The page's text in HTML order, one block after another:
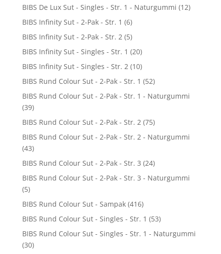
BIBS De Lux Sut - Singles - Str. 1 - Naturgummi (12)
BIBS Infinity Sut - 2-Pak - Str. 1 (6)
BIBS Infinity Sut - 2-Pak - Str. 2 (5)
BIBS Infinity Sut - Singles - Str. 1 (20)
BIBS Infinity Sut - Singles - Str. 2 (10)
BIBS Rund Colour Sut - 2-Pak - Str. 1 (52)
BIBS Rund Colour Sut - 2-Pak - Str. 1 - Naturgummi
(39)
BIBS Rund Colour Sut - 2-Pak - Str. 2 (75)
BIBS Rund Colour Sut - 2-Pak - Str. 2 - Naturgummi
(43)
BIBS Rund Colour Sut - 2-Pak - Str. 3 (24)
BIBS Rund Colour Sut - 2-Pak - Str. 3 - Naturgummi
(5)
BIBS Rund Colour Sut - Sampak (416)
BIBS Rund Colour Sut - Singles - Str. 1 (53)
BIBS Rund Colour Sut - Singles - Str. 1 - Naturgummi
(30)